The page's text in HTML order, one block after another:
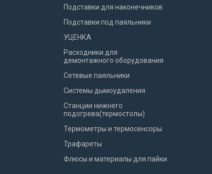
Подставки для наконечников
Подставки под паяльники
УЦЕНКА
Расходники для
демонтажного оборудования
Сетевые паяльники
Системы дымоудаления
Станции нижнего
подогрева(термостолы)
Термометры и термосенсоры
Трафареты
Флюсы и материалы для пайки